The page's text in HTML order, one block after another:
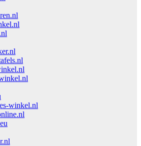
winkel.nl